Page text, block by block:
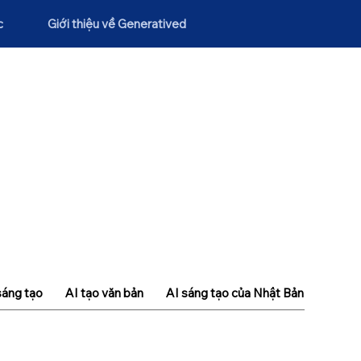
Giới thiệu về Generatived
tạo AI tạo văn bản AI sáng tạo của Nhật Bản